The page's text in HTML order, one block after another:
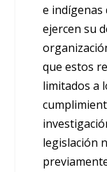
e indígenas
ejercen su
que estos
limitados a
legislación